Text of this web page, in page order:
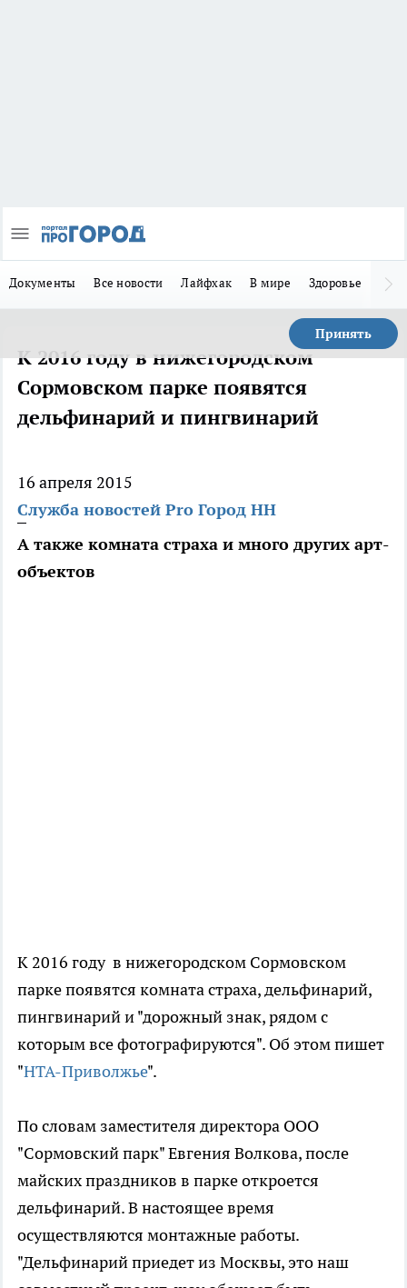
Документы Все новости Лайфхак В мире Здоровье
Принять
К 2016 году в нижегородском
Сормовском парке появятся
дельфинарий и пингвинарий
16 апреля 2015
Служба новостей Pro Город НН
А также комната страха и много других арт-
объектов
К 2016 году в нижегородском Сормовском
парке появятся комната страха, дельфинарий,
пингвинарий и "дорожный знак, рядом с
которым все фотографируются". Об этом пишет
"НТА-Приволжье".
По словам заместителя директора ООО
"Сормовский парк" Евгения Волкова, после
майских праздников в парке откроется
дельфинарий. В настоящее время
осуществляются монтажные работы.
"Дельфинарий приедет из Москвы, это наш